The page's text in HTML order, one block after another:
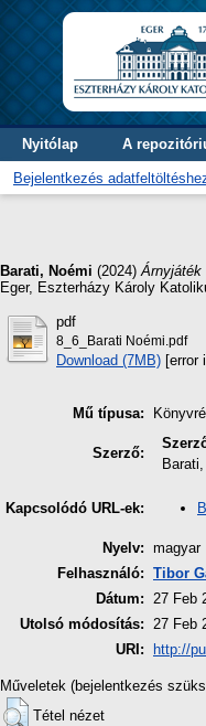
Nyitólap A
Bejelentkezés
Barati, Noémi (2024) Árnyjáték
Eger, Eszterházy Károly
pdf
8_6_Barati Noémi.pdf
Download (7MB) [error
Mű típusa:
Szerző:
Kapcsolódó URL-ek:
Nyelv: magyar
Felhasználó: Tibor
Dátum: 27 Feb
Utolsó módosítás: 27 Feb
URI:
http://
Műveletek (bejelentkezés
Tétel nézet